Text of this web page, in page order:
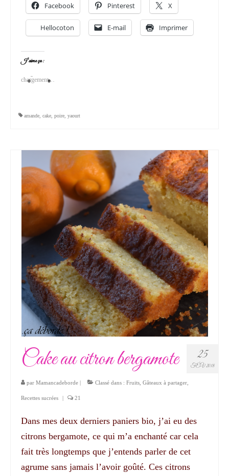
Facebook Pinterest X
Hellocoton E-mail Imprimer
J’aime ça :
chargement…
amande cake poire yaourt
25
FÉV 2018
Cake au citron bergamote
par Mamancadeborde | Classé dans : Fruits Gâteaux à partager
Recettes sucrées | 21
Dans mes deux derniers paniers bio, j’ai eu des
citrons bergamote, ce qui m’a enchanté car cela
fait très longtemps que j’entends parler de cet
agrume sans jamais l’avoir goûté. Ces citrons